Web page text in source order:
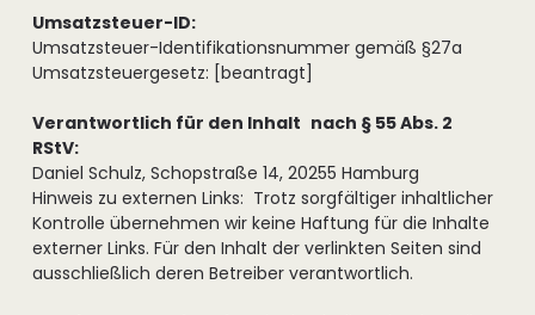
g
e
n
Umsatzsteuer-ID:
Umsatzsteuer-Identifikationsnummer gemäß §27a
Umsatzsteuergesetz: [beantragt]
Verantwortlich für den Inhalt nach § 55 Abs. 2
RStV:
Daniel Schulz, Schopstraße 14, 20255 Hamburg
Hinweis zu externen Links: Trotz sorgfältiger inhaltlicher
Kontrolle übernehmen wir keine Haftung für die Inhalte
externer Links. Für den Inhalt der verlinkten Seiten sind
ausschließlich deren Betreiber verantwortlich.